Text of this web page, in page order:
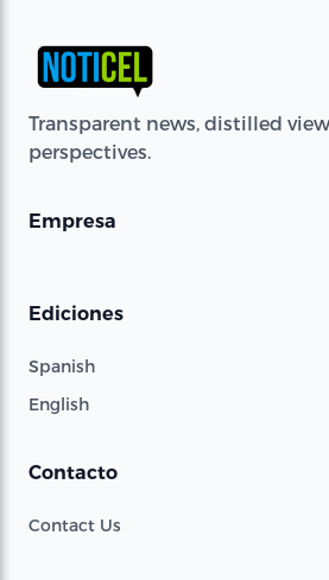
Transparent news, distilled
perspectives.
Empresa
Ediciones
Spanish
English
Contacto
Contact Us